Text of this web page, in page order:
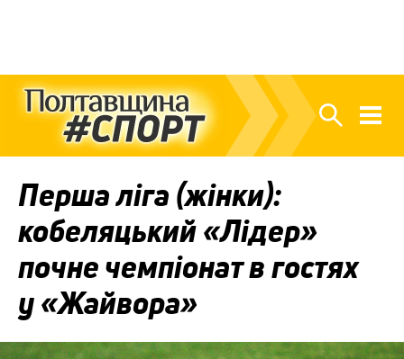
Перша ліга (жінки):
кобеляцький «Лідер»
почне чемпіонат в гостях
у «Жайвора»